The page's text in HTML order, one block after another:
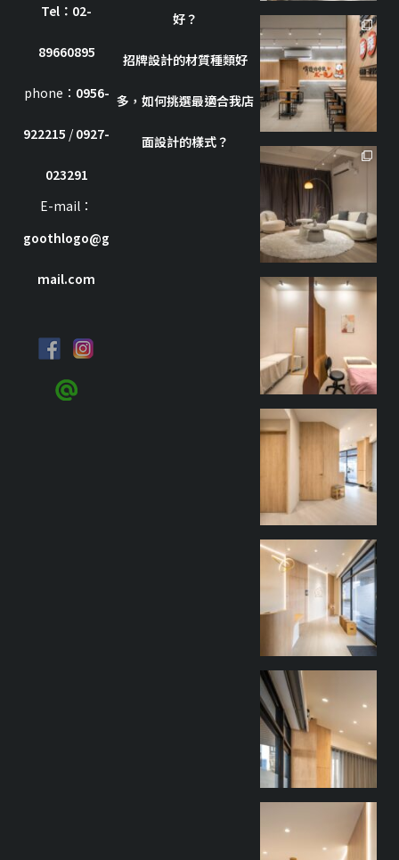
Tel：02-
89660895
phone： 0956-
922215 /0927-
023291
E-mail：
goothlogo@g
mail.com
好？
招牌設計的材質種類好
多，如何挑選最適合我店
面設計的樣式？
goothdesign
10 月 7
goothdesign
7 月 8
goothdesign
9 月 27
goothdesign
9 月 27
goothdesign
9 月 27
goothdesign
9 月 27
9 月 27